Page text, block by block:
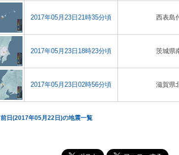
2017年05月23日21時35分頃 西表島
2017年05月23日18時23分頃 茨城県
2017年05月23日02時56分頃 滋賀県
前日(2017年05月22日)の地震一覧